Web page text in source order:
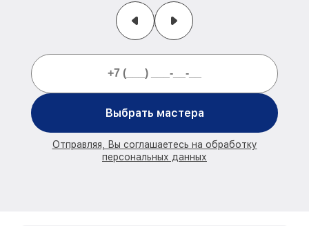
Выбрать мастера
Отправляя, Вы соглашаетесь на обработку
персональных данных